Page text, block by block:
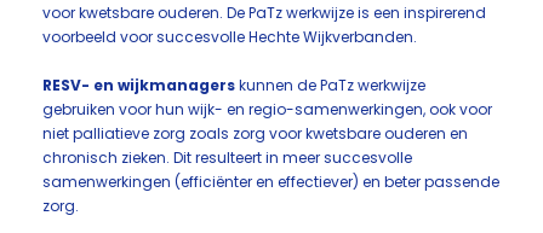
voor kwetsbare ouderen. De PaTz werkwijze is een inspirerend
voorbeeld voor succesvolle Hechte Wijkverbanden.
RESV- en wijkmanagerskunnen de PaTz werkwijze
gebruiken voor hun wijk- en regio-samenwerkingen, ook voor
niet palliatieve zorg zoals zorg voor kwetsbare ouderen en
chronisch zieken. Dit resulteert in meer succesvolle
samenwerkingen (efficiënter en effectiever) en beter passende
zorg.